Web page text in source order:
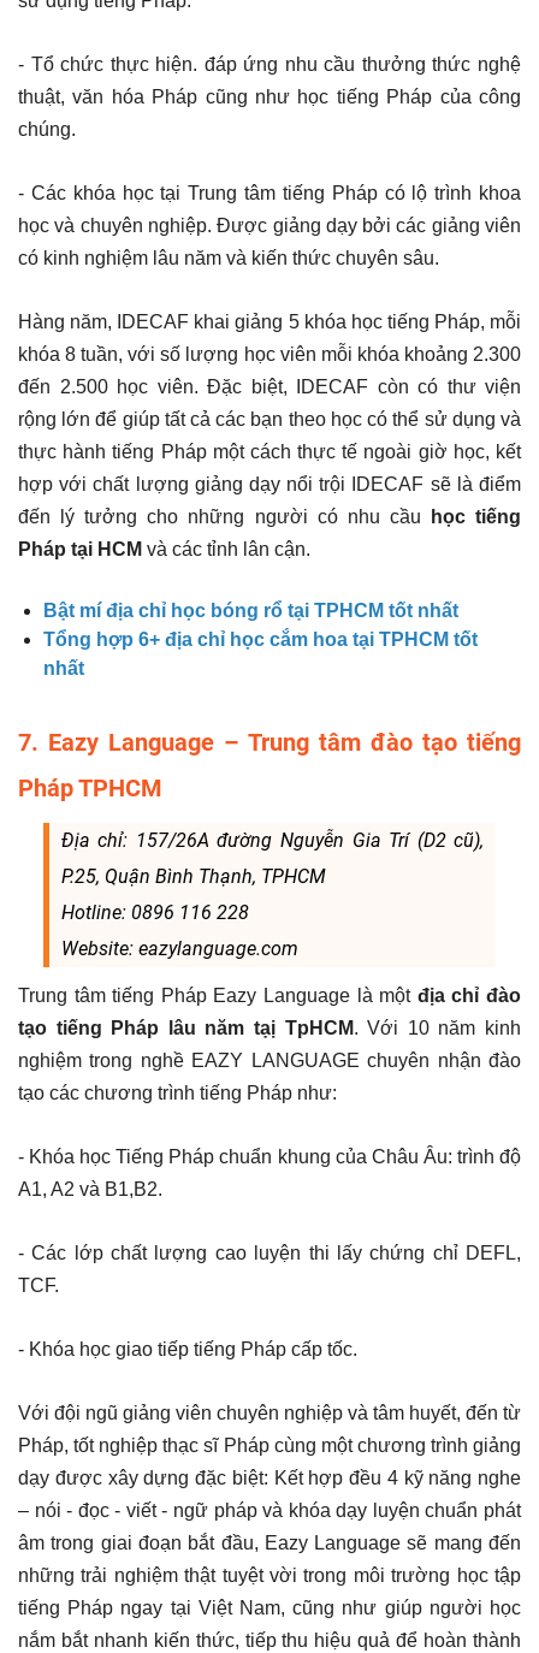
- Tổ chức thực hiện. đáp ứng nhu cầu thưởng thức nghệ
thuật, văn hóa Pháp cũng như học tiếng Pháp của công
chúng.
- Các khóa học tại Trung tâm tiếng Pháp có lộ trình khoa
học và chuyên nghiệp. Được giảng dạy bởi các giảng viên
có kinh nghiệm lâu năm và kiến thức chuyên sâu.
Hàng năm, IDECAF khai giảng 5 khóa học tiếng Pháp, mỗi
khóa 8 tuần, với số lượng học viên mỗi khóa khoảng 2.300
đến 2.500 học viên. Đặc biệt, IDECAF còn có thư viện
rộng lớn để giúp tất cả các bạn theo học có thể sử dụng và
thực hành tiếng Pháp một cách thực tế ngoài giờ học, kết
hợp với chất lượng giảng dạy nổi trội IDECAF sẽ là điểm
đến lý tưởng cho những người có nhu cầu
học tiếng
Pháp tại HCM và các tỉnh lân cận.
Bật mí địa chỉ học bóng rổ tại TPHCM tốt nhất
Tổng hợp 6+ địa chỉ học cắm hoa tại TPHCM tốt
nhất
7. Eazy Language – Trung tâm đào tạo tiếng
Pháp TPHCM
Địa chỉ: 157/26A đường Nguyễn Gia Trí (D2 cũ),
P.25, Quận Bình Thạnh, TPHCM
Hotline: 0896 116 228
Website: eazylanguage.com
Trung tâm tiếng Pháp Eazy Language là một địa chỉ đào
tạo tiếng Pháp lâu năm tạị TpHCM. Với 10 năm kinh
nghiệm trong nghề EAZY LANGUAGE chuyên nhận đào
tạo các chương trình tiếng Pháp như:
- Khóa học Tiếng Pháp chuẩn khung của Châu Âu: trình độ
A1, A2 và B1,B2.
- Các lớp chất lượng cao luyện thi lấy chứng chỉ DEFL,
TCF.
- Khóa học giao tiếp tiếng Pháp cấp tốc.
Với đội ngũ giảng viên chuyên nghiệp và tâm huyết, đến từ
Pháp, tốt nghiệp thạc sĩ Pháp cùng một chương trình giảng
dạy được xây dựng đặc biệt: Kết hợp đều 4 kỹ năng nghe
– nói - đọc - viết - ngữ pháp và khóa dạy luyện chuẩn phát
âm trong giai đoạn bắt đầu, Eazy Language sẽ mang đến
những trải nghiệm thật tuyệt vời trong môi trường học tập
tiếng Pháp ngay tại Việt Nam, cũng như giúp người học
nắm bắt nhanh kiến thức, tiếp thu hiệu quả để hoàn thành